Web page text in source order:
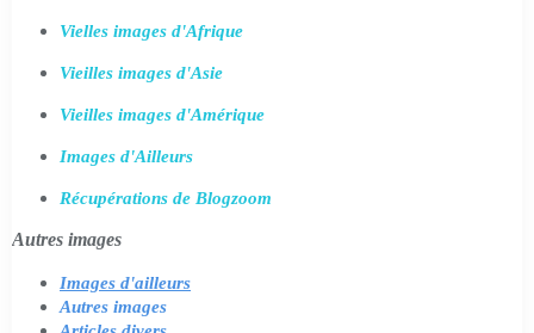
Vielles images d'Afrique
Vieilles images d'Asie
Vieilles images d'Amérique
Images d'Ailleurs
Récupérations de Blogzoom
Autres images
Images d'ailleurs
Autres images